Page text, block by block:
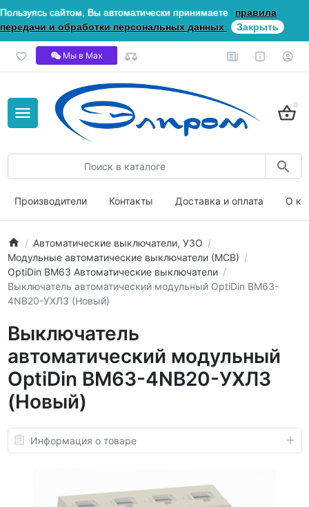
Пользуясь сайтом, Вы автоматически принимаете
правила
передачи и обработки персональных данных
Закрыть
Мы в Мах
0
Производители Контакты Доставка и оплата О
Автоматические выключатели, УЗО
Модульные автоматические выключатели (МСВ)
OptiDin ВМ63 Автоматические выключатели
Выключатель автоматический модульный OptiDin BM63-
4NB20-УХЛ3 (Новый)
Выключатель
автоматический модульный
OptiDin BM63-4NB20-УХЛ3
(Новый)
Информация о товаре